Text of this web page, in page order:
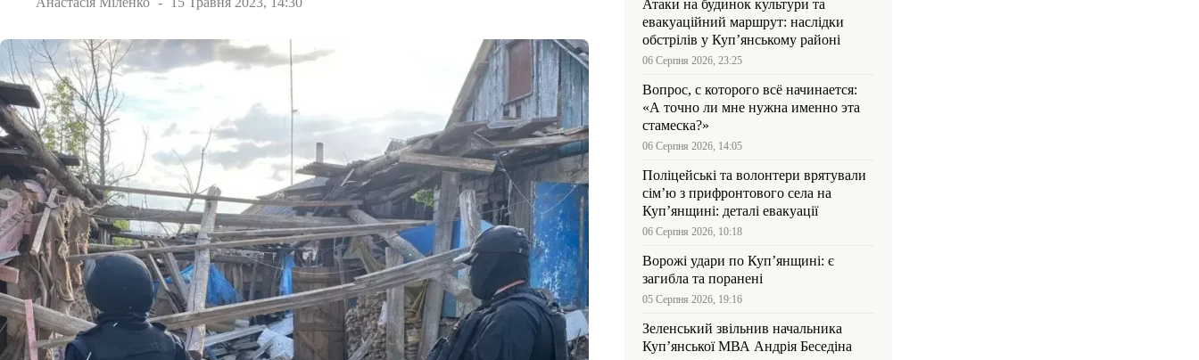
Атаки на будинок культури та
евакуаційний маршрут: наслідки
обстрілів у Куп’янському районі
06 Серпня 2026, 23:25
Вопрос, с которого всё начинается:
«А точно ли мне нужна именно эта
стамеска?»
06 Серпня 2026, 14:05
Поліцейські та волонтери врятували
сім’ю з прифронтового села на
Куп’янщині: деталі евакуації
06 Серпня 2026, 10:18
Ворожі удари по Куп’янщині: є
загибла та поранені
05 Серпня 2026, 19:16
Зеленський звільнив начальника
Купʼянської МВА Андрія Беседіна